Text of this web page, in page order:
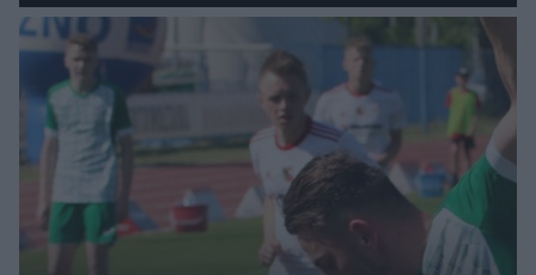
dziesiątki milionów